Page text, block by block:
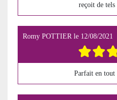
reçoit de tels
Romy POTTIERle 12/08/2021
Parfait en tout